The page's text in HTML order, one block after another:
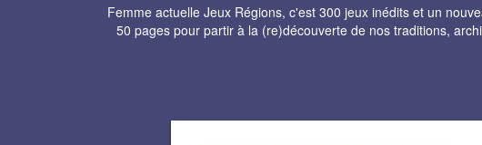
Femme actuelle Jeux Régions, c'est 300 jeux inédits et un
50 pages pour partir à la (re)découverte de nos traditions,